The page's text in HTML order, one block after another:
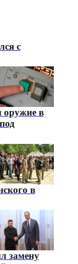
с
оружие в
в
замену